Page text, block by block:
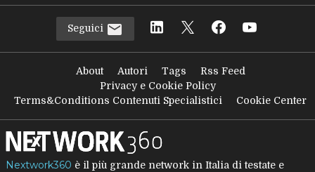
Seguici
About Autori Tags
Rss Feed
Privacy e Cookie Policy
Terms&Conditions Contenuti Specialistici
Cookie Center
Nextwork360 è il più grande network in Italia di testate e